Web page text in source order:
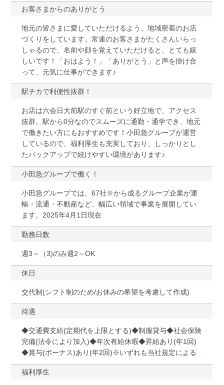
お客さまからのありがとう
地元の皆さまに愛していただけるよう、地域密着のお店
づくりをしています。常連のお客さまがたくさんいらっ
しゃるので、名前や顔を覚えていただけると、とても嬉
しいです！「おはよう！」「ありがとう」と声を掛け合
って、元気に仕事ができます♪
駅チカで利便性抜群！
お店は六会日大前駅のすぐ前という好立地で、アクセス
抜群。駅から0分なのでスムーズに通勤・通学でき、地元
で働きたい方にもおすすめです！小田急グループが運営
しているので、福利厚生も充実しており、しっかりとし
たバックアップで続けやすい環境があります♪
小田急グループで働く！
小田急グループでは、67社※から成るグループ企業が運
輸・流通・不動産など、幅広い領域で事業を展開してい
ます。2025年4月1日現在
勤務日数
週3～（3)のみ週2～OK
休日
交代制(シフト制のため/お休みの希望を考慮して作成)
待遇
◆交通費支給(定期代を上限とする)◆制服貸与◆社会保険
完備(法令により加入)◆年次有給休暇◆昇給あり(年1回)
◆賞与(ボーナス)あり(年2回)※いずれも当社規定による
福利厚生